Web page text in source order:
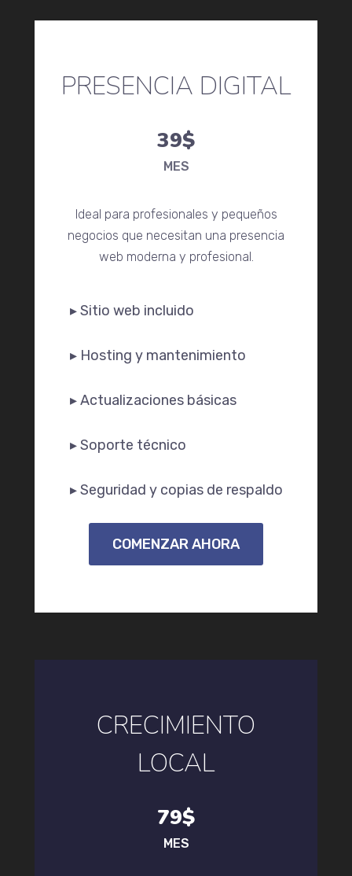
PRESENCIA DIGITAL
39$
MES
Ideal para profesionales y pequeños
negocios que necesitan una presencia
web moderna y profesional.
▸ Sitio web incluido
▸ Hosting y mantenimiento
▸ Actualizaciones básicas
▸ Soporte técnico
▸ Seguridad y copias de respaldo
COMENZAR AHORA
CRECIMIENTO
LOCAL
79$
MES